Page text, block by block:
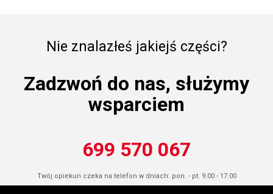
Nie znalazłeś jakiejś części?
Zadzwoń do nas, służymy
wsparciem
699 570 067
Twój opiekun czeka na telefon w dniach: pon. - pt. 9.00 - 17.00